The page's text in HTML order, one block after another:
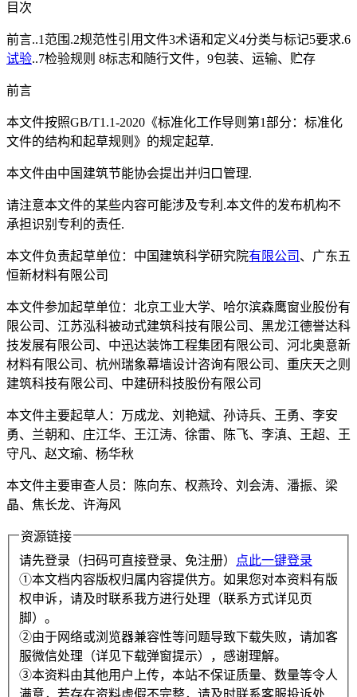
目次
前言..1范围.2规范性引用文件3术语和定义4分类与标记5要求.6
试验..7检验规则 8标志和随行文件，9包装、运输、贮存
前言
本文件按照GB/T1.1-2020《标准化工作导则第1部分：标准化
文件的结构和起草规则》的规定起草.
本文件由中国建筑节能协会提出并归口管理.
请注意本文件的某些内容可能涉及专利.本文件的发布机构不
承担识别专利的责任.
本文件负责起草单位：中国建筑科学研究院有限公司 、广东五
恒新材料有限公司
本文件参加起草单位：北京工业大学、哈尔滨森鹰窗业股份有
限公司、江苏泓科被动式建筑科技有限公司、黑龙江德誉达科
技发展有限公司、中迅达装饰工程集团有限公司、河北奥意新
材料有限公司、杭州瑞象幕墙设计咨询有限公司、重庆天之则
建筑科技有限公司、中建研科技股份有限公司
本文件主要起草人：万成龙、刘艳斌、孙诗兵、王勇、李安
勇、兰朝和、庄江华、王江涛、徐雷、陈飞、李滇、王超、王
守凡、赵文瑜、杨华秋
本文件主要审查人员：陈向东、权燕玲、刘会涛、潘振、梁
晶、焦长龙、许海风
资源链接
请先登录（扫码可直接登录、免注册）
点此一键登录
①本文档内容版权归属内容提供方。如果您对本资料有版
权申诉，请及时联系我方进行处理（联系方式详见页
脚）。
②由于网络或浏览器兼容性等问题导致下载失败，请加客
服微信处理（详见下载弹窗提示），感谢理解。
③本资料由其他用户上传，本站不保证质量、数量等令人
满意，若存在资料虚假不完整，请及时联系客服投诉处